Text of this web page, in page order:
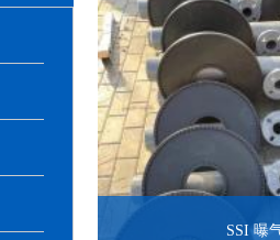
SSI 曝